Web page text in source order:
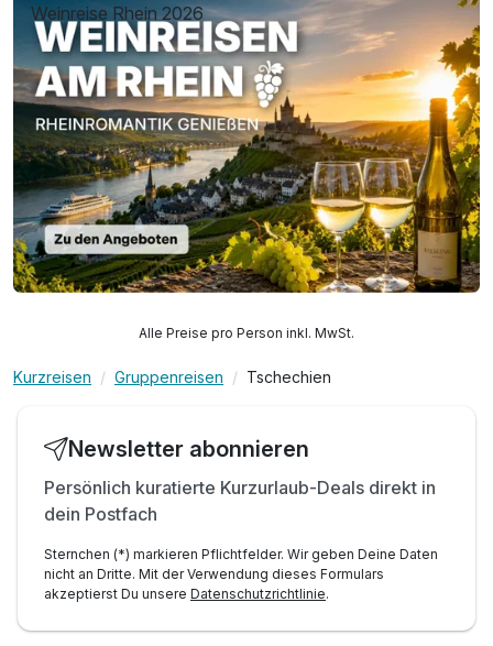
Weinreise Rhein 2026
Alle Preise pro Person inkl. MwSt.
Kurzreisen Gruppenreisen Tschechien
Newsletter abonnieren
Persönlich kuratierte Kurzurlaub-Deals direkt in
dein Postfach
Sternchen (*) markieren Pflichtfelder. Wir geben Deine Daten
nicht an Dritte. Mit der Verwendung dieses Formulars
akzeptierst Du unsere Datenschutzrichtlinie.